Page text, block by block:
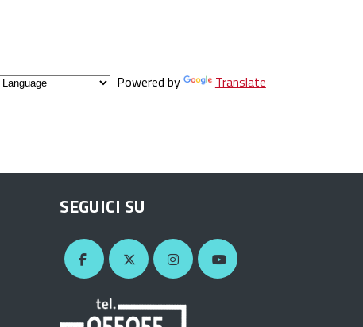
Powered by Translate
SEGUICI SU